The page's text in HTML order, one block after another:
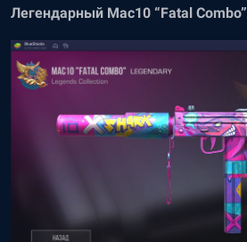
Легендарный Mac10 “Fatal Combo”